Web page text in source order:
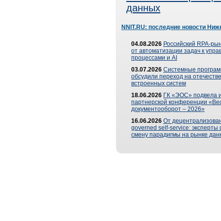
данных
NNIT.RU: последние новости
04.08.2026 Российский RPA-
от автоматизации задач к
процессами и AI
03.07.2026 Системные
обсудили переход на
встроенных систем
18.06.2026 ГК «ЭОС» подвела
партнерской конференции
документооборот – 2026»
16.06.2026 От
governed self-service: эксперты
смену парадигмы на рынке